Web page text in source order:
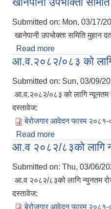
Submitted on: Mon, 03/17/
खानेपानी उपभोक्ता समिति मुहान
Read more
आ.व.२०८२/०८३ को लागि
Submitted on: Sun, 03/09/
आ.व.२०८२/०८३ को लागि न्यूनतम
दस्तावेज:
बेरोजगार आवेदन फारम
Read more
आ.व २०८२/८३को लागि
Submitted on: Thu, 03/06/
आ.व २०८२/८३को लागि न्युनतम
दस्तावेज:
बेरोजगार आवेदन फारम